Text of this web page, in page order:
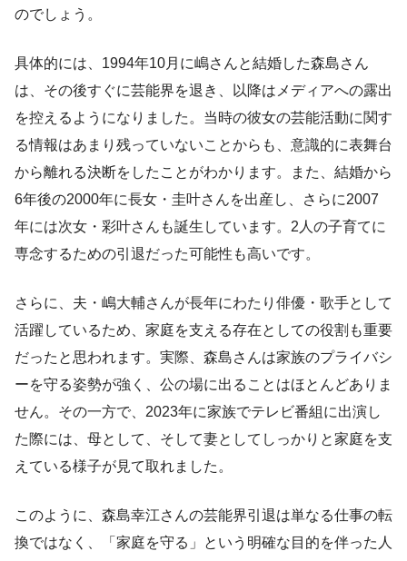
のでしょう。
具体的には、1994年10月に嶋さんと結婚した森島さん
は、その後すぐに芸能界を退き、以降はメディアへの露出
を控えるようになりました。当時の彼女の芸能活動に関す
る情報はあまり残っていないことからも、意識的に表舞台
から離れる決断をしたことがわかります。また、結婚から
6年後の2000年に長女・圭叶さんを出産し、さらに2007
年には次女・彩叶さんも誕生しています。2人の子育てに
専念するための引退だった可能性も高いです。
さらに、夫・嶋大輔さんが長年にわたり俳優・歌手として
活躍しているため、家庭を支える存在としての役割も重要
だったと思われます。実際、森島さんは家族のプライバシ
ーを守る姿勢が強く、公の場に出ることはほとんどありま
せん。その一方で、2023年に家族でテレビ番組に出演し
た際には、母として、そして妻としてしっかりと家庭を支
えている様子が見て取れました。
このように、森島幸江さんの芸能界引退は単なる仕事の転
換ではなく、「家庭を守る」という明確な目的を伴った人